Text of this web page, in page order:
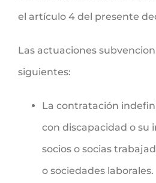
el artículo 4 del presente
Las actuaciones
siguientes:
La contratación
con discapacidad o su
socios o socias
o sociedades laborales.